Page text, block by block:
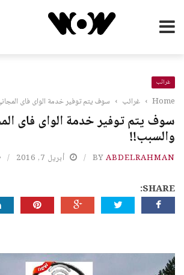
غرائب
Home
› غرائب › سوف يتم توفير خدمة الواى فاى
سوف يتم توفير خدمة الواى فاى
والسبب!!
BYABDELRAHMAN أبريل 7, 2016
SHARE: